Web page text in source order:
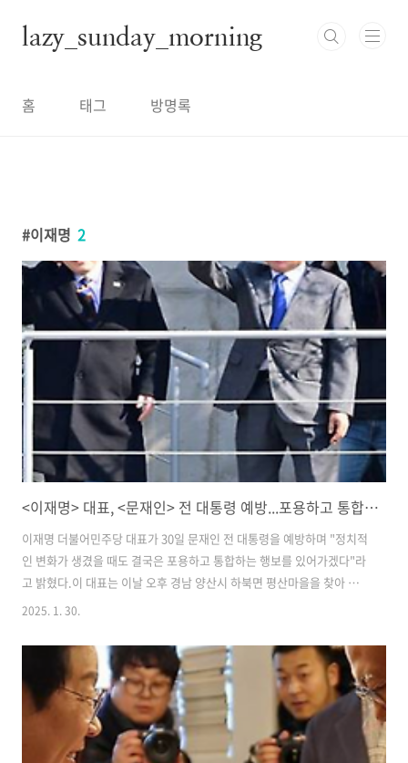
lazy_sunday_morning
홈 태그 방명록
이재명 2
<이재명> 대표, <문재인> 전 대통령 예방...포용하고 통합하는 행보 이어가겠다!
이재명 더불어민주당 대표가 30일 문재인 전 대통령을 예방하며 "정치적
인 변화가 생겼을 때도 결국은 포용하고 통합하는 행보를 있어가겠다"라
고 밝혔다.​이 대표는 이날 오후 경남 양산시 하북면 평산마을을 찾아 문
전 대통령을 예방했다.조승래 민주당 수석대변인은 이날 예방 뒤 브리핑
돼 있는 상황에서는 통합하고 포용하는 행보가 민주당의 앞길을 열어가
는 데 매우 중요할 것 같다고 말했다"라고 전했다.​이어 "이재명 대표와
민주당이 포용·통합 행보를 잘 보여주고 있다"고 이 대표를 격려했다고
덧붙였다.둘이 나눈 이야기를 정리하면 다음과 같다, ​첫 번째는 민주당과
이재명 대표가 통합하는 행보를 잘 보여주고 있고 앞으로도 잘해 줬으면
좋겠다. 특..
2025. 1. 30.